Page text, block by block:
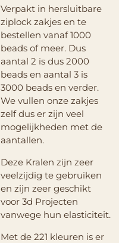
Verpakt in hersluitbare
ziplock zakjes en te
bestellen vanaf 1000
beads of meer. Dus
aantal 2 is dus 2000
beads en aantal 3 is
3000 beads en verder.
We vullen onze zakjes
zelf dus er zijn veel
mogelijkheden met de
aantallen.
Deze Kralen zijn zeer
veelzijdig te gebruiken
en zijn zeer geschikt
voor 3d Projecten
vanwege hun elasticiteit.
Met de 221 kleuren is er